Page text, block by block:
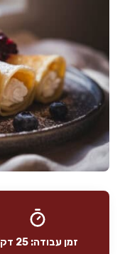
זמן עבודה: 25 דק'